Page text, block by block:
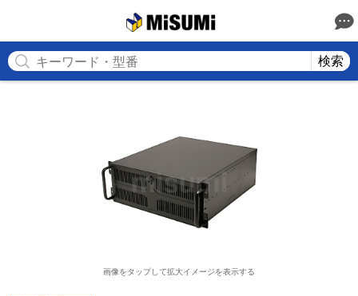
検索
画像をタップして拡大イメージを表示する